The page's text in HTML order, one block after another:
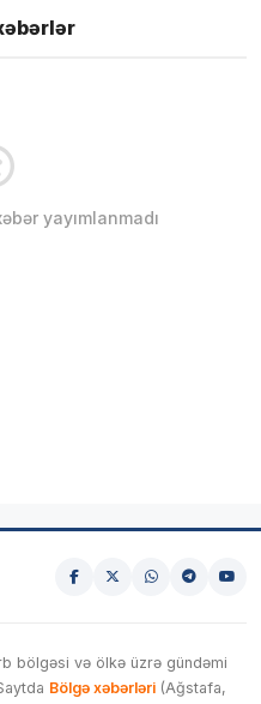
yayımlanmadı
bölgəsi və ölkə üzrə gündəmi
Bölgə xəbərləri (Ağstafa,